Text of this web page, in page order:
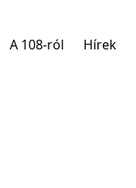
A 108-ról Hírek